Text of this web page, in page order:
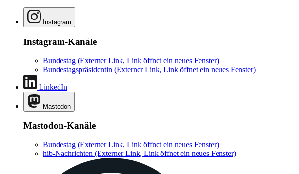
Instagram
Instagram-Kanäle
Bundestag (Externer Link, Link öffnet ein neues Fenster)
Bundestagspräsidentin (Externer Link, Link öffnet ein neues Fenster)
LinkedIn
Mastodon
Mastodon-Kanäle
Bundestag (Externer Link, Link öffnet ein neues Fenster)
hib-Nachrichten (Externer Link, Link öffnet ein neues Fenster)